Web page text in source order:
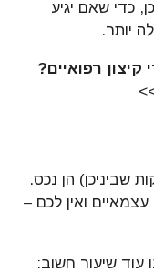
כדי שאם יגיע
יותר.
קיצון רפואיים?
שביניכן) הן נכס.
ואין לכם –
שיעור חשוב: